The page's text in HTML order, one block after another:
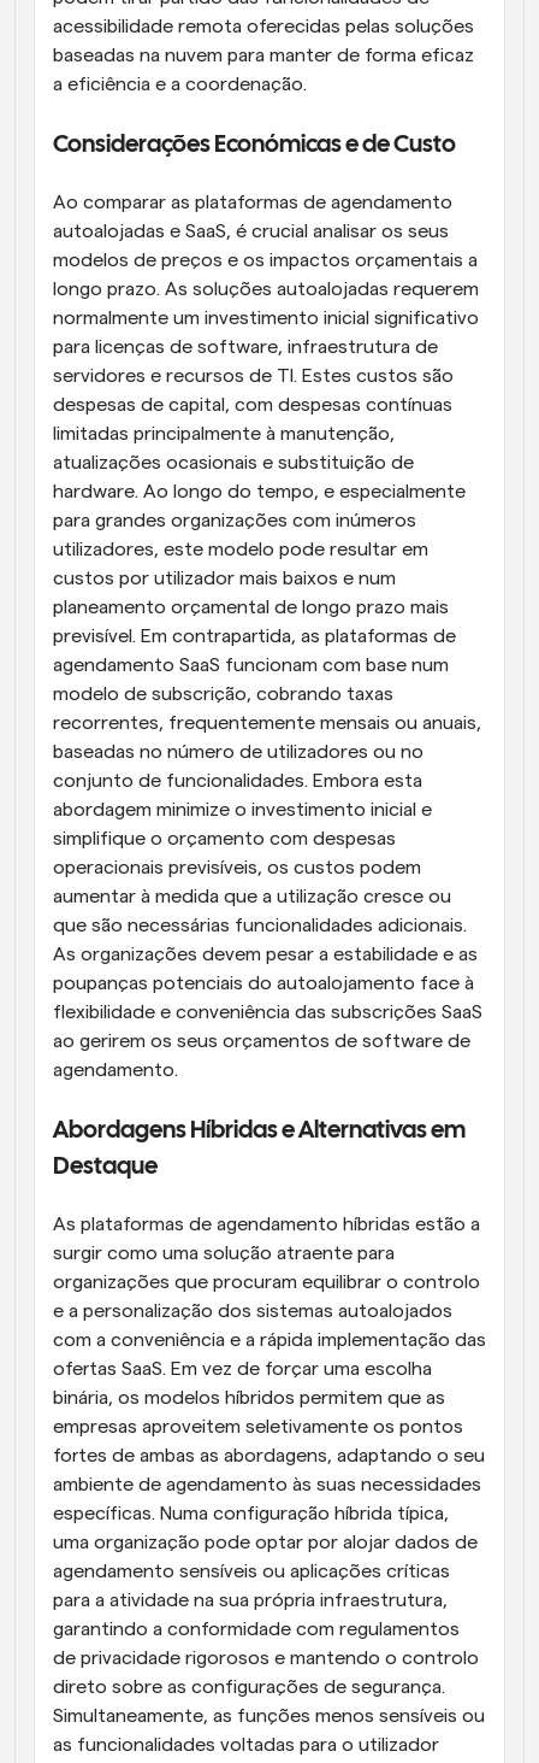
acessibilidade remota oferecidas pelas soluções
baseadas na nuvem para manter de forma eficaz
a eficiência e a coordenação.
Considerações Económicas e de Custo
Ao comparar as plataformas de agendamento
autoalojadas e SaaS, é crucial analisar os seus
modelos de preços e os impactos orçamentais a
longo prazo. As soluções autoalojadas requerem
normalmente um investimento inicial significativo
para licenças de software, infraestrutura de
servidores e recursos de TI. Estes custos são
despesas de capital, com despesas contínuas
limitadas principalmente à manutenção,
atualizações ocasionais e substituição de
hardware. Ao longo do tempo, e especialmente
para grandes organizações com inúmeros
utilizadores, este modelo pode resultar em
custos por utilizador mais baixos e num
planeamento orçamental de longo prazo mais
previsível. Em contrapartida, as plataformas de
agendamento SaaS funcionam com base num
modelo de subscrição, cobrando taxas
recorrentes, frequentemente mensais ou anuais,
baseadas no número de utilizadores ou no
conjunto de funcionalidades. Embora esta
abordagem minimize o investimento inicial e
simplifique o orçamento com despesas
operacionais previsíveis, os custos podem
aumentar à medida que a utilização cresce ou
que são necessárias funcionalidades adicionais.
As organizações devem pesar a estabilidade e as
poupanças potenciais do autoalojamento face à
flexibilidade e conveniência das subscrições SaaS
ao gerirem os seus orçamentos de software de
agendamento.
Abordagens Híbridas e Alternativas em
Destaque
As plataformas de agendamento híbridas estão a
surgir como uma solução atraente para
organizações que procuram equilibrar o controlo
e a personalização dos sistemas autoalojados
com a conveniência e a rápida implementação das
ofertas SaaS. Em vez de forçar uma escolha
binária, os modelos híbridos permitem que as
empresas aproveitem seletivamente os pontos
fortes de ambas as abordagens, adaptando o seu
ambiente de agendamento às suas necessidades
específicas. Numa configuração híbrida típica,
uma organização pode optar por alojar dados de
agendamento sensíveis ou aplicações críticas
para a atividade na sua própria infraestrutura,
garantindo a conformidade com regulamentos
de privacidade rigorosos e mantendo o controlo
direto sobre as configurações de segurança.
Simultaneamente, as funções menos sensíveis ou
as funcionalidades voltadas para o utilizador